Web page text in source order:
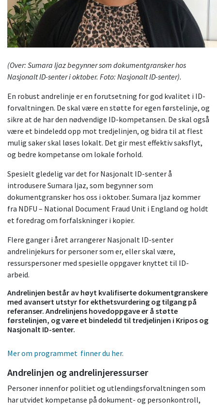
(Over: Sumara Ijaz begynner som dokumentgransker hos
Nasjonalt ID-senter i oktober. Foto: Nasjonalt ID-senter).
En robust andrelinje er en forutsetning for god kvalitet i ID-
forvaltningen. De skal være en støtte for egen førstelinje, og
sikre at de har den nødvendige ID-kompetansen. De skal også
være et bindeledd opp mot tredjelinjen, og bidra til at flest
mulig saker skal løses lokalt. Det gir mest effektiv saksflyt,
og bedre kompetanse om lokale forhold.
Spesielt gledelig var det for Nasjonalt ID-senter å
introdusere Sumara Ijaz, som begynner som
dokumentgransker hos oss i oktober. Sumara Ijaz kommer
fra NDFU – National Document Fraud Unit i England og holdt
et foredrag om forfalskninger i kopier.
Flere ganger i året arrangerer Nasjonalt ID-senter
andrelinjekurs for personer som er, eller skal være,
ressurspersoner med spesielle oppgaver knyttet til ID-
arbeid.
Andrelinjen består av høyt kvalifiserte dokumentgranskere
med avansert utstyr for ekthetsvurdering og tilgang på
referanser. Andrelinjens hovedoppgave er å støtte
førstelinjen, og være et bindeledd til tredjelinjen i Kripos og
Nasjonalt ID-senter.
Mer om programmet finner du her.
Andrelinjen og andrelinjeressurser
Personer innenfor politiet og utlendingsforvaltningen som
har utvidet kompetanse på dokument- og personkontroll,